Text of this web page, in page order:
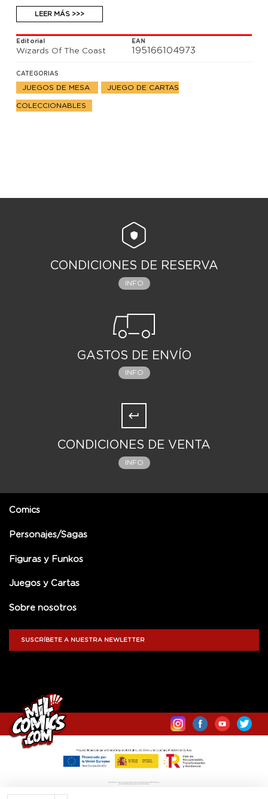
LEER MÁS >>>
Editorial
Wizards Of The Coast
EAN
195166104973
CATEGORIAS
JUEGOS DE MESA JUEGO DE CARTAS
COLECCIONABLES
CONDICIONES DE RESERVA
INFO
GASTOS DE ENVÍO
INFO
CONDICIONES DE VENTA
INFO
Comics
Personajes/Sagas
Figuras y Funkos
Juegos y Cartas
Sobre nosotros
SUSCRÍBETE A NUESTRA NEWLETTER